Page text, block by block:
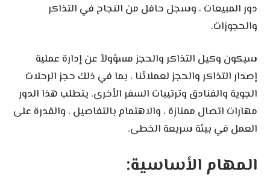
دور المبيعات ، وسجل حافل من النجاح في التذاكر
والحجوزات.
سيكون وكيل التذاكر والحجز مسؤولاً عن إدارة عملية
إصدار التذاكر والحجز لعملائنا ، بما في ذلك حجز الرحلات
الجوية والفنادق وترتيبات السفر الأخرى. يتطلب هذا الدور
مهارات اتصال ممتازة ، والاهتمام بالتفاصيل ، والقدرة على
العمل في بيئة سريعة الخطى.
المهام الأساسية: